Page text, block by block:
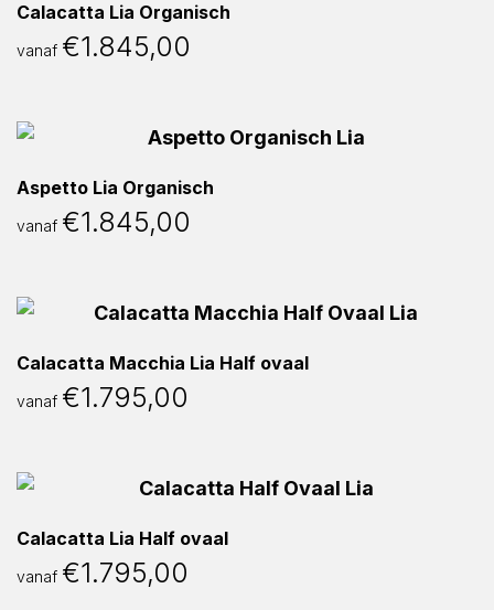
Calacatta Lia Organisch
vanaf €1.845,00
Aspetto Lia Organisch
vanaf €1.845,00
Calacatta Macchia Lia Half ovaal
vanaf €1.795,00
Calacatta Lia Half ovaal
vanaf €1.795,00